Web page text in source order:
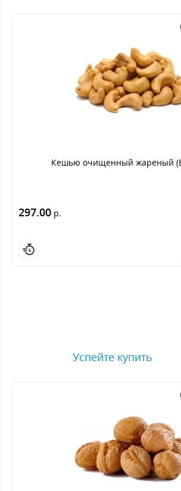
Кешью очищенный жареный
297.00 р.
Успейте купить